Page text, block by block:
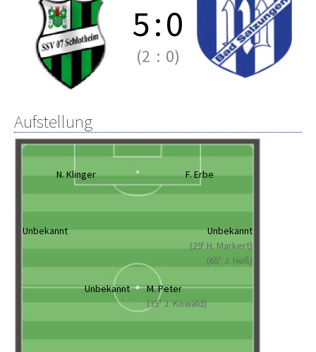
5:0
(2 : 0)
Aufstellung
N. Klinger F. Erbe
Unbekannt
Unbekannt
(29' H. Markert)
(65' J. Heß)
Unbekannt
M. Peter
(35' J. Kowald)